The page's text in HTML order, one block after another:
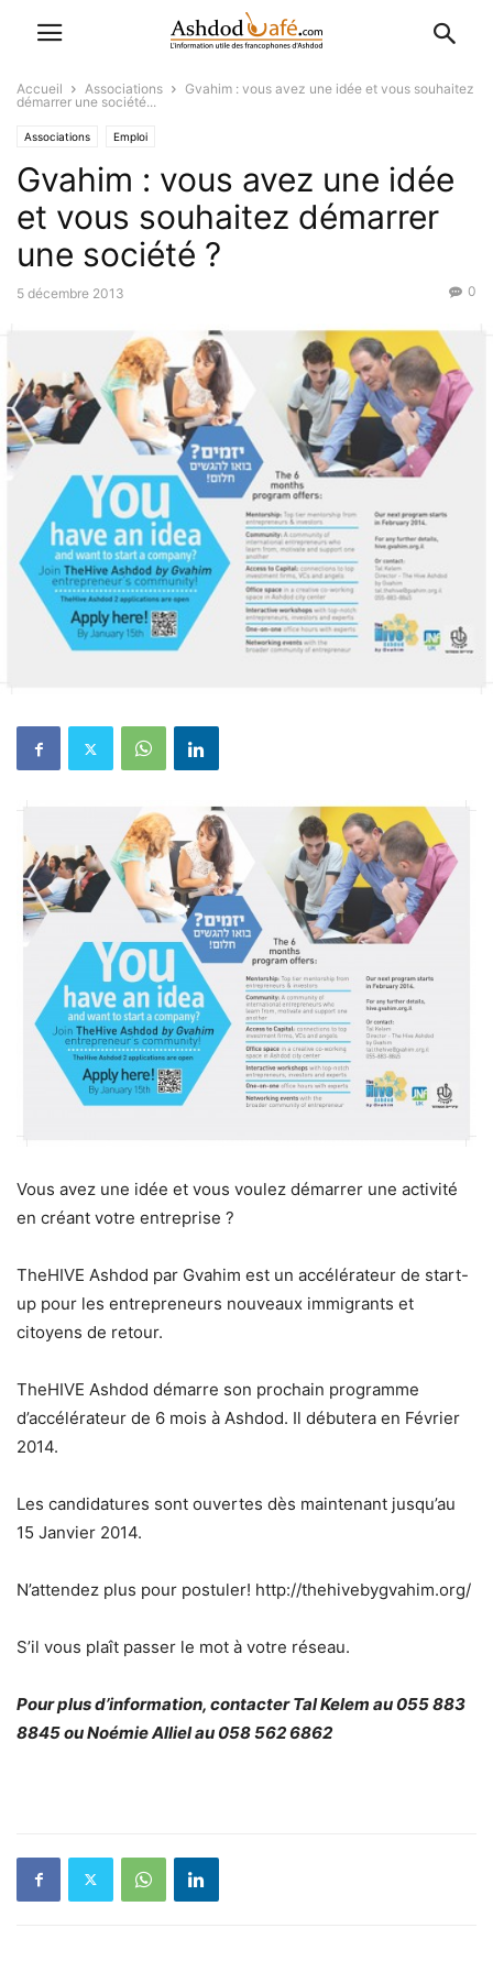
Accueil Associations
Gvahim : vous avez une idée et vous souhaitez
démarrer une société...
Associations Emploi
Gvahim : vous avez une idée
et vous souhaitez démarrer
une société ?
5 décembre 2013 0
Vous avez une idée et vous voulez démarrer une activité
en créant votre entreprise ?
TheHIVE Ashdod par Gvahim est un accélérateur de start-
up pour les entrepreneurs nouveaux immigrants et
citoyens de retour.
TheHIVE Ashdod démarre son prochain programme
d’accélérateur de 6 mois à Ashdod. Il débutera en Février
2014.
Les candidatures sont ouvertes dès maintenant jusqu’au
15 Janvier 2014.
N’attendez plus pour postuler! http://thehivebygvahim.org/
S’il vous plaît passer le mot à votre réseau.
Pour plus d’information, contacter Tal Kelem au 055 883
8845 ou Noémie Alliel au 058 562 6862